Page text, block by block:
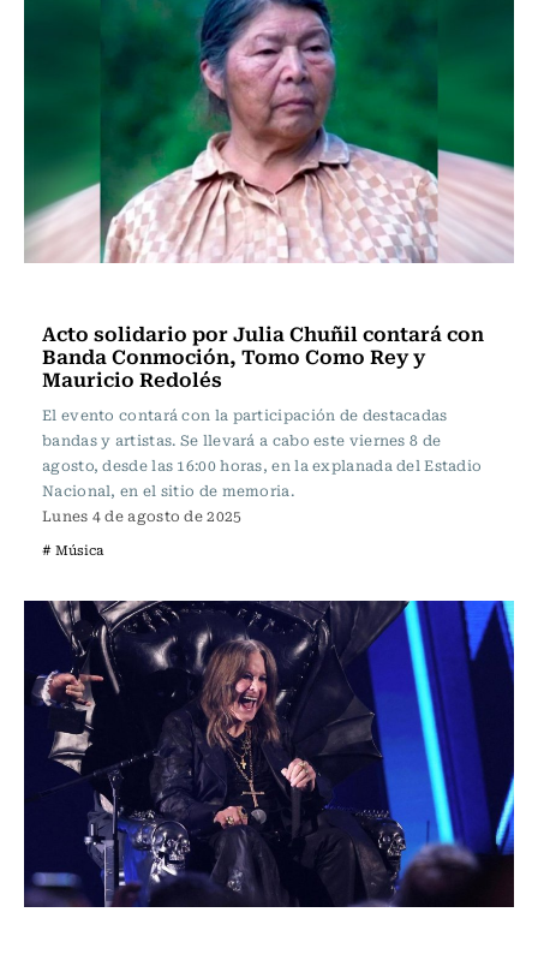
Acto solidario por Julia Chuñil contará con
Banda Conmoción, Tomo Como Rey y
Mauricio Redolés
El evento contará con la participación de destacadas
bandas y artistas. Se llevará a cabo este viernes 8 de
agosto, desde las 16:00 horas, en la explanada del Estadio
Nacional, en el sitio de memoria.
Lunes 4 de agosto de 2025
# Música